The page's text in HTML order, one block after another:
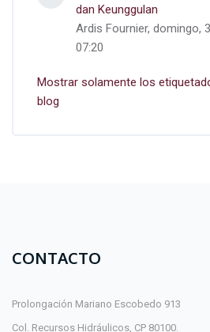
dan Keunggulan
Ardis Fournier, domingo,
07:20
Mostrar solamente los
blog
CONTACTO
Prolongación Mariano Escobedo 913
Col. Recursos Hidráulicos, CP 80100.